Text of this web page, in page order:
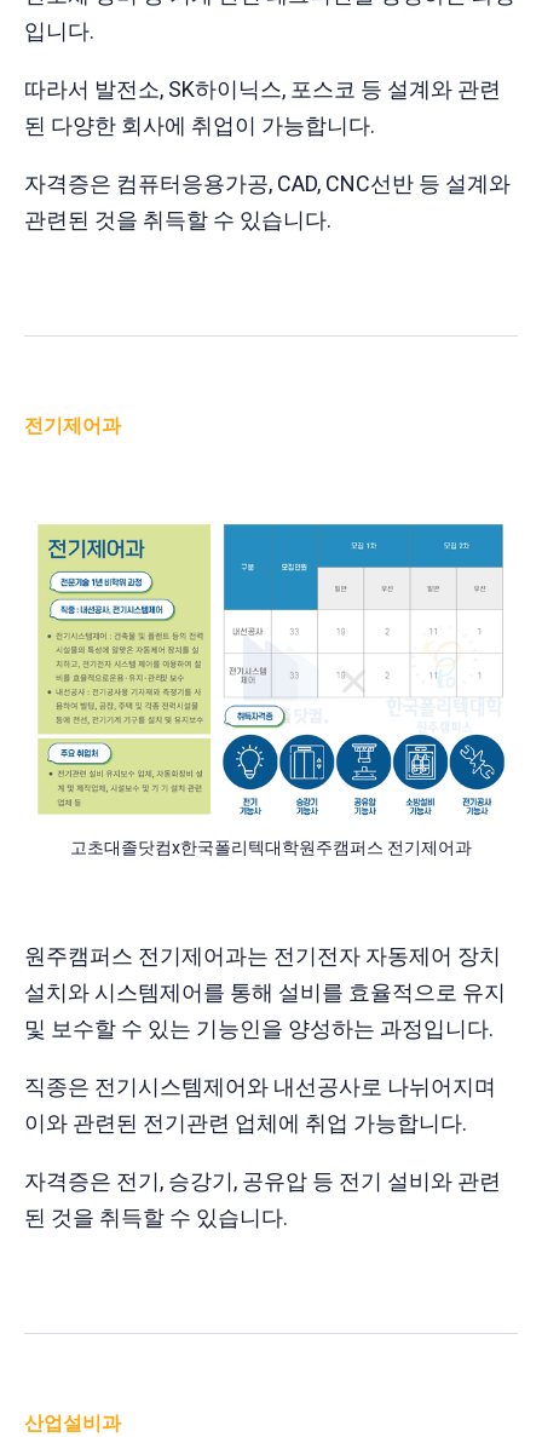
입니다.
따라서 발전소, SK하이닉스, 포스코 등 설계와 관련
된 다양한 회사에 취업이 가능합니다.
자격증은 컴퓨터응용가공, CAD, CNC선반 등 설계와
관련된 것을 취득할 수 있습니다.
전기제어과
고초대졸닷컴x한국폴리텍대학원주캠퍼스 전기제어과
원주캠퍼스 전기제어과는 전기전자 자동제어 장치
설치와 시스템제어를 통해 설비를 효율적으로 유지
및 보수할 수 있는 기능인을 양성하는 과정입니다.
직종은 전기시스템제어와 내선공사로 나뉘어지며
이와 관련된 전기관련 업체에 취업 가능합니다.
자격증은 전기, 승강기, 공유압 등 전기 설비와 관련
된 것을 취득할 수 있습니다.
산업설비과